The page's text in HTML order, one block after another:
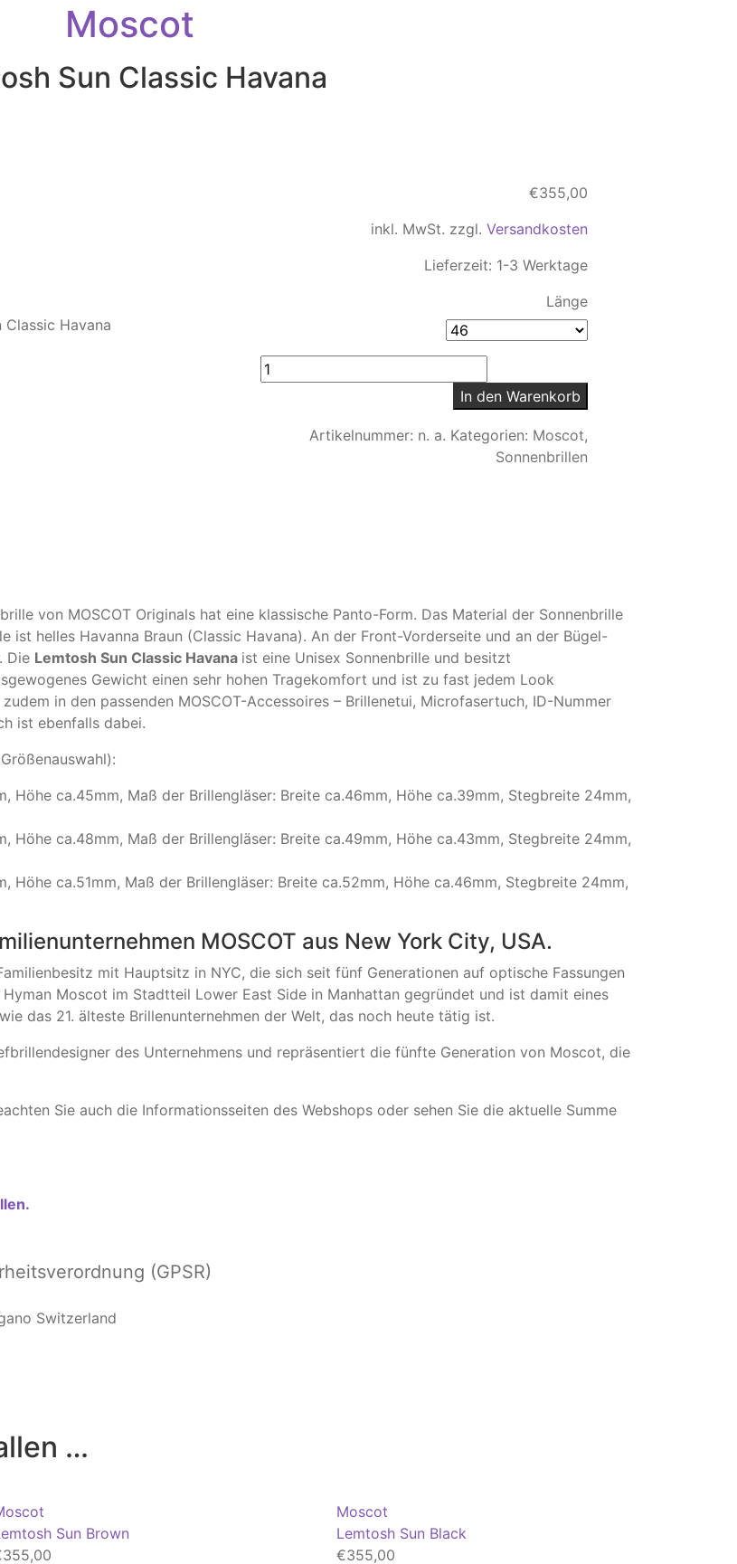
Moscot
Sun Classic Havana
€355,00
inkl. MwSt. zzgl. Versandkosten
Lieferzeit: 1-3 Werktage
Länge
Lemtosh
In den Warenkorb
Artikelnummer: n. a. Kategorien: Moscot,
Sonnenbrillen
von MOSCOT Originals hat eine klassische Panto-Form. Das Material der Sonnenbrille
helles Havanna Braun (Classic Havana). An der Front-Vorderseite und an der Bügel-
Die Lemtosh Sun Classic Havana ist eine Unisex Sonnenbrille und besitzt
Gewicht einen sehr hohen Tragekomfort und ist zu fast jedem Look
in den passenden MOSCOT-Accessoires – Brillenetui, Microfasertuch, ID-Nummer
ist ebenfalls dabei.
Höhe ca.45mm, Maß der Brillengläser: Breite ca.46mm, Höhe ca.39mm, Stegbreite 24mm,
Höhe ca.48mm, Maß der Brillengläser: Breite ca.49mm, Höhe ca.43mm, Stegbreite 24mm,
Höhe ca.51mm, Maß der Brillengläser: Breite ca.52mm, Höhe ca.46mm, Stegbreite 24mm,
MOSCOT aus New York City, USA.
mit Hauptsitz in NYC, die sich seit fünf Generationen auf optische Fassungen
Moscot im Stadtteil Lower East Side in Manhattan gegründet und ist damit eines
das 21. älteste Brillenunternehmen der Welt, das noch heute tätig ist.
des Unternehmens und repräsentiert die fünfte Generation von Moscot, die
Sie auch die Informationsseiten des Webshops oder sehen Sie die aktuelle Summe
(GPSR)
Switzerland
…
Sun Brown
355,00
Moscot
Lemtosh Sun Black
€355,00